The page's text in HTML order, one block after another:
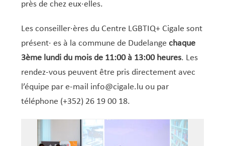
PAP QE
Shared space
près de chez eux·elles.
Les conseiller·ères du Centre LGBTIQ+ Cigale sont
présent· es à la commune de Dudelange chaque
3ème lundi du mois de 11:00 à 13:00 heures. Les
rendez-vous peuvent être pris directement avec
l’équipe par e-mail info@cigale.lu ou par
téléphone (+352) 26 19 00 18.